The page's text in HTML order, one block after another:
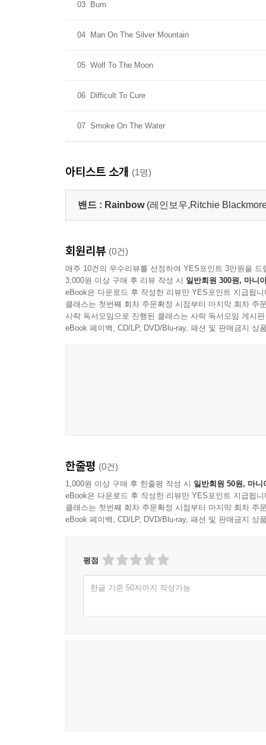
03 Burn
04 Man On The Silver Mountain
05 Wolf To The Moon
06 Difficult To Cure
07 Smoke On The Water
아티스트 소개 (1명)
밴드 : Rainbow (레인보우,Ritchie
회원리뷰 (0건)
매주 10건의 우수리뷰를 선정하여 YES포인트 3만원을 드
3,000원 이상 구매 후 리뷰 작성 시 일반회원 300원, 마니
eBook은 다운로드 후 작성한 리뷰만 YES포인트 지급됩니
클래스는 첫번째 회차 주문확정 시점부터 마지막 회차 주
사락 독서모임으로 진행된 클래스는 사락 독서모임 게시
eBook 페이백, CD/LP, DVD/Blu-ray, 패션 및 판매금지 상
한줄평 (0건)
1,000원 이상 구매 후 한줄평 작성 시 일반회원 50원, 마니
eBook은 다운로드 후 작성한 리뷰만 YES포인트 지급됩니
클래스는 첫번째 회차 주문확정 시점부터 마지막 회차 주
eBook 페이백, CD/LP, DVD/Blu-ray, 패션 및 판매금지 상
평점
한글 기준 50자까지 작성가능